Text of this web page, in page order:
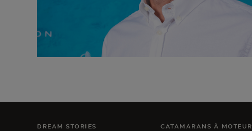
DREAM STORIES CATAMARANS À MOTEUR